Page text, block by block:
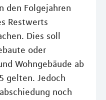
den Folgejahren
Restwerts
Dies soll
oder
Wohngebäude ab
gelten. Jedoch
noch